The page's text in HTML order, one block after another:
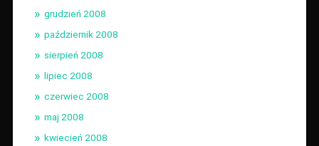
grudzień 2008
październik 2008
sierpień 2008
lipiec 2008
czerwiec 2008
maj 2008
kwiecień 2008